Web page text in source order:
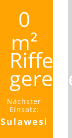
0
m²
Riffe
Nächster
Einsatz:
Sulawesi